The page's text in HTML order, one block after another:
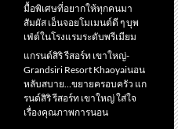
มื้อพิเศษที่อยากให้ทุกคนมา
สัมผัส เอ็นจอยโมเมนต์ดี ๆ บุพ
เฟ่ต์ในโรงแรมระดับพรีเมียม
แกรนด์สิริ​ รีสอร์ท​ เขาใหญ่​-
Grandsiri​ Resort​ Khaoyaiนอน
หลับสบาย…ขยายครอบครัว แก
รนด์สิริ รีสอร์ท เขาใหญ่ ใส่ใจ
เรื่องคุณภาพการนอน